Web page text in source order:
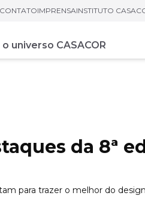
CONTATOIMPRENSAINSTITUTO
busca
menos três caracteres
da 8ª
para trazer o melhor do